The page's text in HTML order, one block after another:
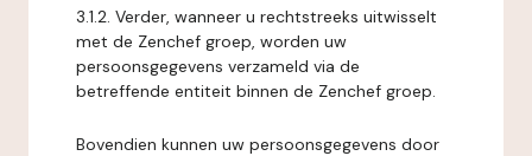
3.1.2. Verder, wanneer u rechtstreeks uitwisselt
met de Zenchef groep, worden uw
persoonsgegevens verzameld via de
betreffende entiteit binnen de Zenchef groep.
Bovendien kunnen uw persoonsgegevens door